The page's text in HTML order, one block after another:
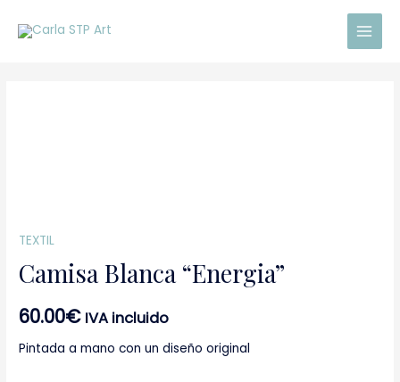
Main
TEXTIL
Camisa Blanca “Energia”
60.00€ IVA incluido
Pintada a mano con un diseño original